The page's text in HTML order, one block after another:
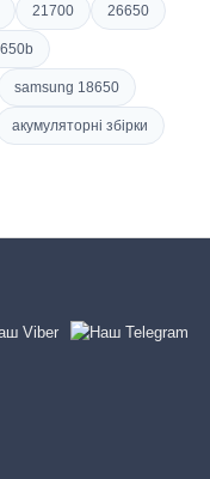
21700 26650
samsung 18650
акумуляторні збірки